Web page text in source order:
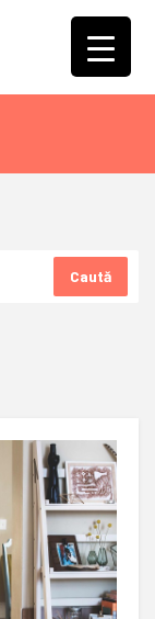
Caută